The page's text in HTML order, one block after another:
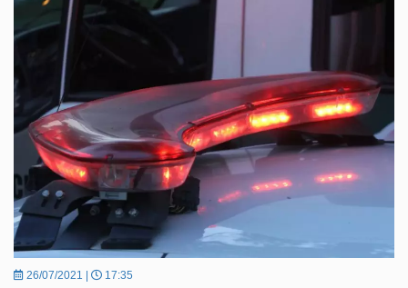
26/07/2021 | 17:35